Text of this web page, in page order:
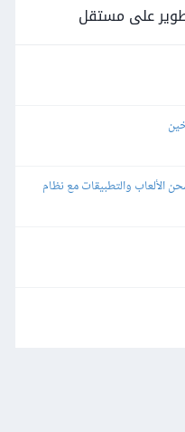
على مستقل